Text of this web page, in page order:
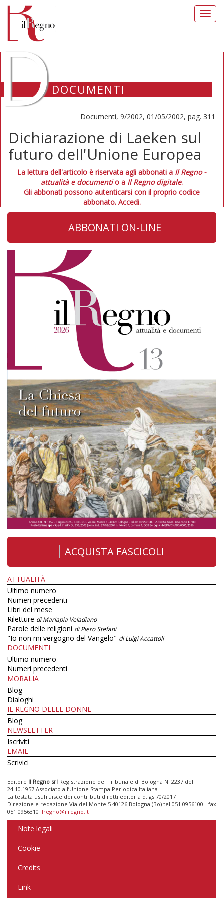
DOCUMENTI
Documenti, 9/2002, 01/05/2002, pag. 311
Dichiarazione di Laeken sul
futuro dell'Unione Europea
La lettura dell'articolo è riservata agli abbonati a Il Regno -
attualità e documentio a Il Regno digitale.
Gli abbonati possono autenticarsi con il proprio codice
abbonato. Accedi.
ABBONATI ON-LINE
ACQUISTA FASCICOLI
ATTUALITÀ
Ultimo numero
Numeri precedenti
Libri del mese
Riletture di Mariapia Veladiano
Parole delle religioni di Piero Stefani
"Io non mi vergogno del Vangelo" di Luigi Accattoli
DOCUMENTI
Ultimo numero
Numeri precedenti
MORALIA
Blog
Dialoghi
IL REGNO DELLE DONNE
Blog
NEWSLETTER
Iscriviti
EMAIL
Scrivici
Editore Il Regno srl Registrazione del Tribunale di Bologna N. 2237 del
24.10.1957 Associato all’Unione Stampa Periodica Italiana
La testata usufruisce dei contributi diretti editoria d.lgs 70/2017
Direzione e redazione Via del Monte 5 40126 Bologna (Bo) tel 051 0956100 - fax
051 0956310 ilregno@ilregno.it
Note legali
Cookie
Credits
Link